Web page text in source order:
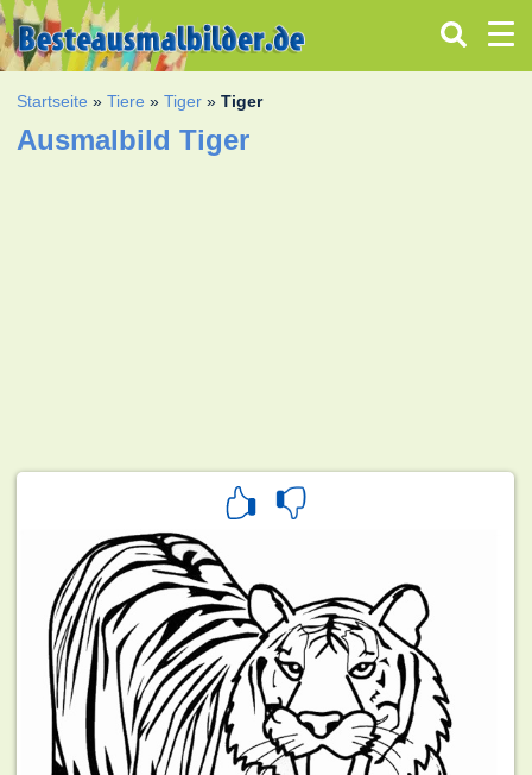
Startseite »Tiere »Tiger »Tiger
Ausmalbild Tiger